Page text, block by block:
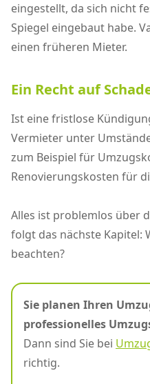
eingestellt, da sich nicht
Spiegel eingebaut habe.
einen früheren Mieter.
Ein Recht auf
Ist eine fristlose
Vermieter unter
zum Beispiel für
Renovierungskosten für
Alles ist problemlos über
folgt das nächste Kapitel:
beachten?
Sie planen Ihren
professionelles
Dann sind Sie bei
richtig.